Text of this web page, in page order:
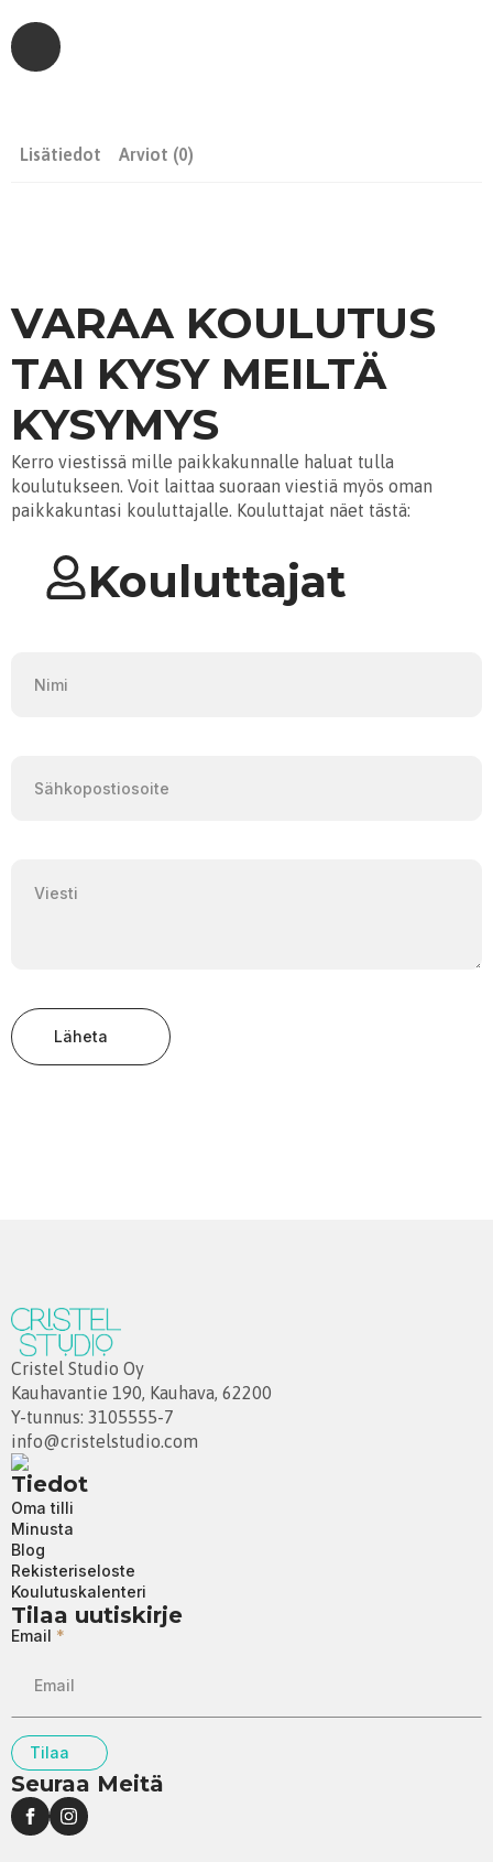
Lisätiedot Arviot (0)
VARAA KOULUTUS
TAI KYSY MEILTÄ
KYSYMYS
Kerro viestissä mille paikkakunnalle haluat tulla
koulutukseen. Voit laittaa suoraan viestiä myös oman
paikkakuntasi kouluttajalle. Kouluttajat näet tästä:
Kouluttajat
Läheta
Cristel Studio Oy
Kauhavantie 190, Kauhava, 62200
Y-tunnus: 3105555-7
info@cristelstudio.com
Tiedot
Oma tilli
Minusta
Blog
Rekisteriseloste
Koulutuskalenteri
Tilaa uutiskirje
Email *
Tilaa
Seuraa Meitä